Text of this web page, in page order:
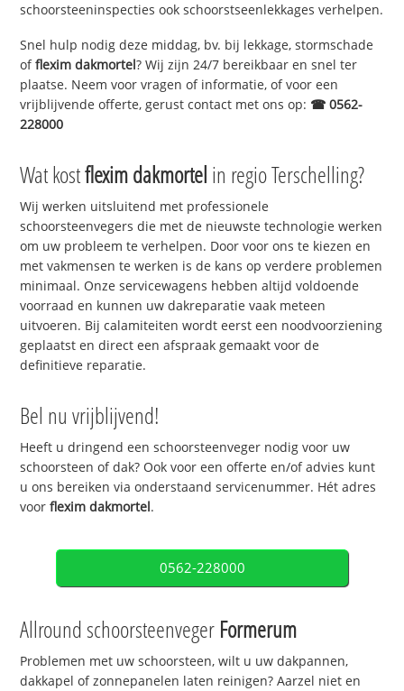
schoorsteeninspecties ook schoorstseenlekkages verhelpen.
Snel hulp nodig deze middag, bv. bij lekkage, stormschade
offlexim dakmortel? Wij zijn 24/7 bereikbaar en snel ter
plaatse. Neem voor vragen of informatie, of voor een
vrijblijvende offerte, gerust contact met ons op: ☎ 0562-
228000
Wat kostflexim dakmortel in regio Terschelling?
Wij werken uitsluitend met professionele
schoorsteenvegers die met de nieuwste technologie werken
om uw probleem te verhelpen. Door voor ons te kiezen en
met vakmensen te werken is de kans op verdere problemen
minimaal. Onze servicewagens hebben altijd voldoende
voorraad en kunnen uw dakreparatie vaak meteen
uitvoeren. Bij calamiteiten wordt eerst een noodvoorziening
geplaatst en direct een afspraak gemaakt voor de
definitieve reparatie.
Bel nu vrijblijvend!
Heeft u dringend een schoorsteenveger nodig voor uw
schoorsteen of dak? Ook voor een offerte en/of advies kunt
u ons bereiken via onderstaand servicenummer. Hét adres
voorflexim dakmortel.
0562-228000
Allround schoorsteenveger Formerum
Problemen met uw schoorsteen, wilt u uw dakpannen,
dakkapel of zonnepanelen laten reinigen? Aarzel niet en